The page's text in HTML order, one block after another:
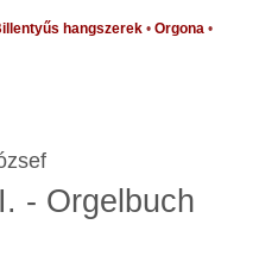
hangszerek • Orgona •
- Orgelbuch